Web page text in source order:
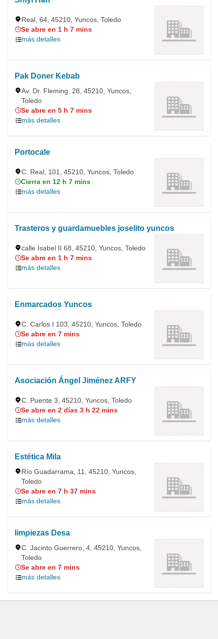
Real, 64, 45210, Yuncos, Toledo
Se abre en 1 h 7 mins
más detalles
Pak Doner Kebab
Av. Dr. Fleming, 28, 45210, Yuncos,
Toledo
Se abre en 5 h 7 mins
más detalles
Portocale
C. Real, 101, 45210, Yuncos, Toledo
Cierra en 12 h 7 mins
más detalles
Trasteros y guardamuebles joselito yuncos
calle Isabel II 68, 45210, Yuncos, Toledo
Se abre en 1 h 7 mins
más detalles
Enmarcados Yuncos
C. Carlos I 103, 45210, Yuncos, Toledo
Se abre en 7 mins
más detalles
Asociación Ángel Jiménez ARFY
C. Puente 3, 45210, Yuncos, Toledo
Se abre en 2 días 3 h 22 mins
más detalles
Estética Mila
Río Guadarrama, 11, 45210, Yuncos,
Toledo
Se abre en 7 h 37 mins
más detalles
limpiezas Desa
C. Jacinto Guerrero, 4, 45210, Yuncos,
Toledo
Se abre en 7 mins
más detalles